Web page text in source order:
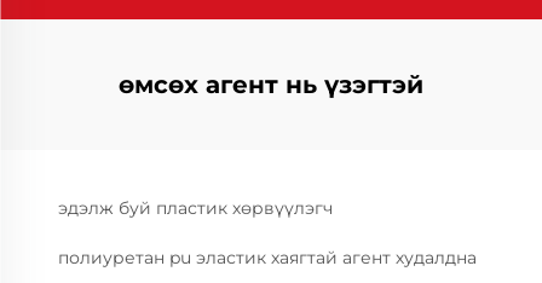
өмсөх агент нь үзэгтэй
эдэлж буй пластик хөрвүүлэгч
полиуретан pu эластик хаягтай агент худалдна